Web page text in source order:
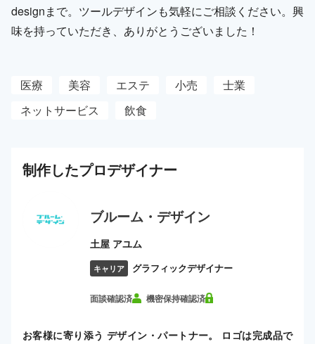
designまで。ツールデザインも気軽にご相談ください。興
味を持っていただき、ありがとうございました！
医療 美容 エステ 小売
士業
ネットサービス
飲食
制作したプロデザイナー
ブルーム・デザイン
土屋 アユム
キャリア グラフィックデザイナー
面談確認済 機密保持確認済
お客様に寄り添う デザイン・パートナー。 ロゴは完成品で